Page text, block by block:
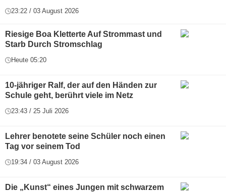
23:22 / 03 August 2026
Riesige Boa Kletterte Auf Strommast und
Starb Durch Stromschlag
Heute 05:20
10-jähriger Ralf, der auf den Händen zur
Schule geht, berührt viele im Netz
23:43 / 25 Juli 2026
Lehrer benotete seine Schüler noch einen
Tag vor seinem Tod
19:34 / 03 August 2026
Die „Kunst“ eines Jungen mit schwarzem